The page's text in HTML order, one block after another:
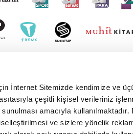
İnternet Sitemizde kendimize ve
çeşitli kişisel verileriniz
amacıyla kullanılmaktadır.
ve sizlere yönelik